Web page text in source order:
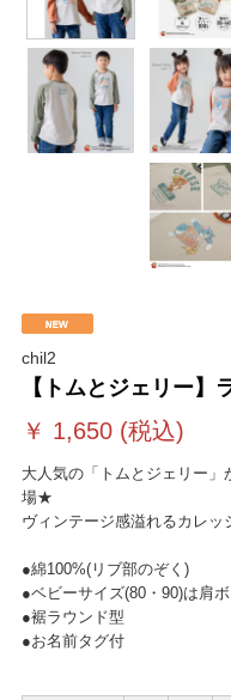
chil2
【トムとジェリー】
￥ 1,650(税込)
大人気の「トムとジェリー
場★
ヴィンテージ感溢れるカレ
●綿100%(リブ部のぞく)
●ベビーサイズ(80・90)は肩
●裾ラウンド型
●お名前タグ付